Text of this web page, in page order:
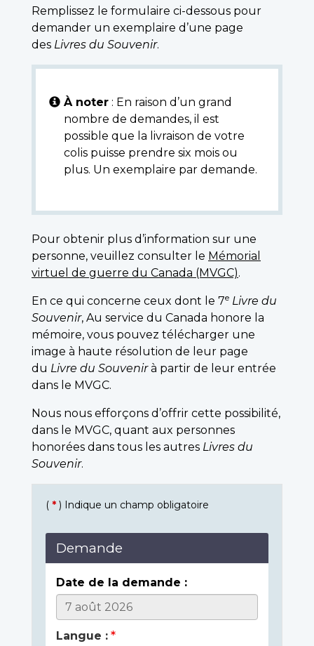
Remplissez le formulaire ci-dessous pour
demander un exemplaire d’une page
des Livres du Souvenir.
À noter : En raison d’un grand
nombre de demandes, il est
possible que la livraison de votre
colis puisse prendre six mois ou
plus. Un exemplaire par demande.
Pour obtenir plus d’information sur une
personne, veuillez consulter le Mémorial
virtuel de guerre du Canada (MVGC).
En ce qui concerne ceux dont le 7e Livre du
Souvenir, Au service du Canada honore la
mémoire, vous pouvez télécharger une
image à haute résolution de leur page
du Livre du Souvenirà partir de leur entrée
dans le MVGC.
Nous nous efforçons d’offrir cette possibilité,
dans le MVGC, quant aux personnes
honorées dans tous les autres Livres du
Souvenir.
( * ) Indique un champ obligatoire
Demande
Date de la demande :
Langue :